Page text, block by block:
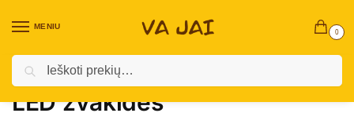
MENIU
0
Pradžia / Kalėdinės prekės
LED žvakidės